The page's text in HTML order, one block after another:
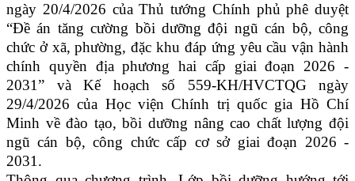
ngày 20/4/2026 của Thủ tướng Chính phủ phê duyệt
“Đề án tăng cường bồi dưỡng đội ngũ cán bộ, công
chức ở xã, phường, đặc khu đáp ứng yêu cầu vận hành
chính quyền địa phương hai cấp giai đoạn 2026 -
2031” và Kế hoạch số 559-KH/HVCTQG ngày
29/4/2026 của Học viện Chính trị quốc gia Hồ Chí
Minh về đào tạo, bồi dưỡng nâng cao chất lượng đội
ngũ cán bộ, công chức cấp cơ sở giai đoạn 2026 -
2031.